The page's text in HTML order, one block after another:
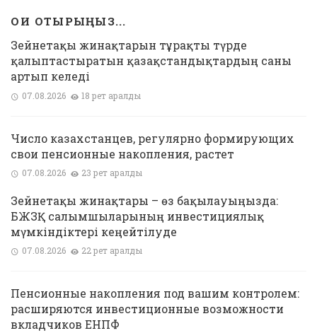
ОҚИ ОТЫРЫҢЫЗ...
Зейнетақы жинақтарын тұрақты түрде
қалыптастыратын қазақстандықтардың саны
артып келеді
07.08.2026 18 рет қаралды
Число казахстанцев, регулярно формирующих
свои пенсионные накопления, растет
07.08.2026 23 рет қаралды
Зейнетақы жинақтары – өз бақылауыңызда:
БЖЗҚ салымшыларының инвестициялық
мүмкіндіктері кеңейтілуде
07.08.2026 22 рет қаралды
Пенсионные накопления под вашим контролем:
расширяются инвестиционные возможности
вкладчиков ЕНПФ